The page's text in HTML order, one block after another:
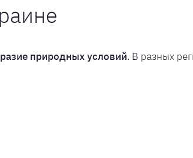
природных условий. В разных